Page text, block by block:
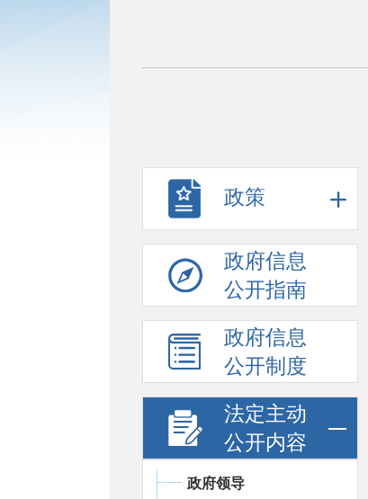
政策
政府信息
公开指南
政府信息
公开制度
法定主动
公开内容
政府领导